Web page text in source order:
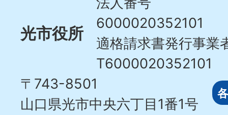
光市役所
6000020352101
適格請求書発行事業
T6000020352101
〒743-8501
山口県光市中央六丁目1番1号